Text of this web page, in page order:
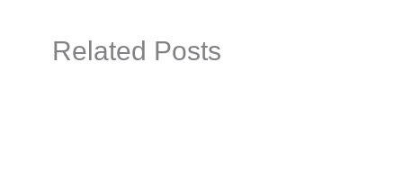
Related Posts